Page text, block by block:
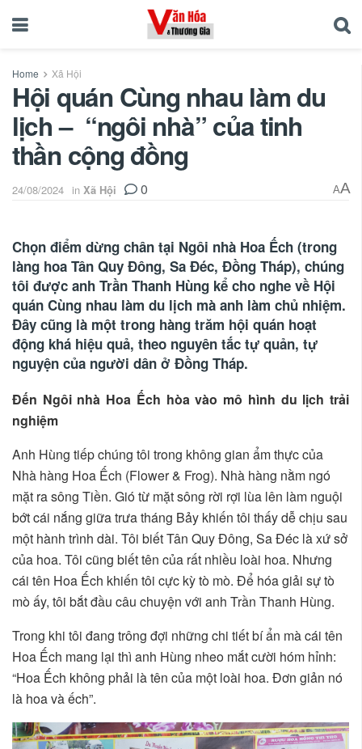
Home Xã Hội
Hội quán Cùng nhau làm du
lịch – “ngôi nhà” của tinh
thần cộng đồng
24/08/2024 in Xã Hội 0 AA
Chọn điểm dừng chân tại Ngôi nhà Hoa Ếch (trong
làng hoa Tân Quy Đông, Sa Đéc, Đồng Tháp), chúng
tôi được anh Trần Thanh Hùng kể cho nghe về Hội
quán Cùng nhau làm du lịch mà anh làm chủ nhiệm.
Đây cũng là một trong hàng trăm hội quán hoạt
động khá hiệu quả, theo nguyên tắc tự quản, tự
nguyện của người dân ở Đồng Tháp.
Đến Ngôi nhà Hoa Ếch hòa vào mô hình du lịch trải
nghiệm
Anh Hùng tiếp chúng tôi trong không gian ẩm thực của
Nhà hàng Hoa Ếch (Flower & Frog). Nhà hàng nằm ngó
mặt ra sông Tiền. Gió từ mặt sông rời rợi lùa lên làm nguội
bớt cái nắng giữa trưa tháng Bảy khiến tôi thấy dễ chịu sau
một hành trình dài. Tôi biết Tân Quy Đông, Sa Đéc là xứ sở
của hoa. Tôi cũng biết tên của rất nhiều loài hoa. Nhưng
cái tên Hoa Ếch khiến tôi cực kỳ tò mò. Để hóa giải sự tò
mò ấy, tôi bắt đầu câu chuyện với anh Trần Thanh Hùng.
Trong khi tôi đang trông đợi những chi tiết bí ẩn mà cái tên
Hoa Ếch mang lại thì anh Hùng nheo mắt cười hóm hỉnh:
“Hoa Ếch không phải là tên của một loài hoa. Đơn giản nó
là hoa và ếch”.